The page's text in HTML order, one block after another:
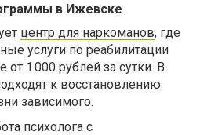
в Ижевске
центр для наркоманов, где
услуги по реабилитации
1 000 рублей за сутки. В
к восстановлению
зависимого.
психолога с